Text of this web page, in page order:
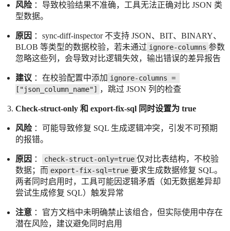
风险：导致校验结果不准确，工具无法正确对比 JSON 类
型数据。
原因 ：sync-diff-inspector 不支持 JSON、BIT、BINARY、
BLOB 等类型的数据校验，若未通过 ignore-columns 参数
忽略这些列，会导致对比逻辑失效，输出错误的差异报告
建议 ：在校验配置中添加 ignore-columns =
["json_column_name"]
，跳过 JSON 列的检查
Check-struct-only 和 export-fix-sql 同时设置为 true
风险：可能导致修复 SQL 生成逻辑冲突，引发不可预期
的报错。
原因 ： check-struct-only=true 仅对比表结构，不校验
数据；而 export-fix-sql=true 要求生成数据修复 SQL。
两者同时启用时，工具可能因逻辑矛盾（如无数据差异却
尝试生成修复 SQL）触发异常
注意 ：官方文档中未明确禁止该组合，但实际使用中存在
潜在风险，建议避免同时启用